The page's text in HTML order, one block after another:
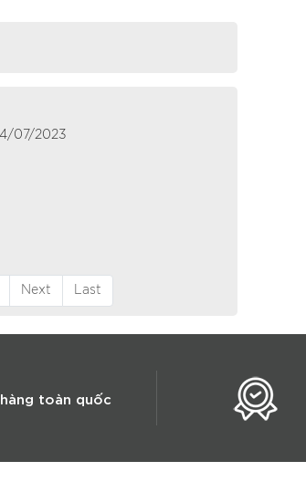
07/2023
Next Last
toàn quốc